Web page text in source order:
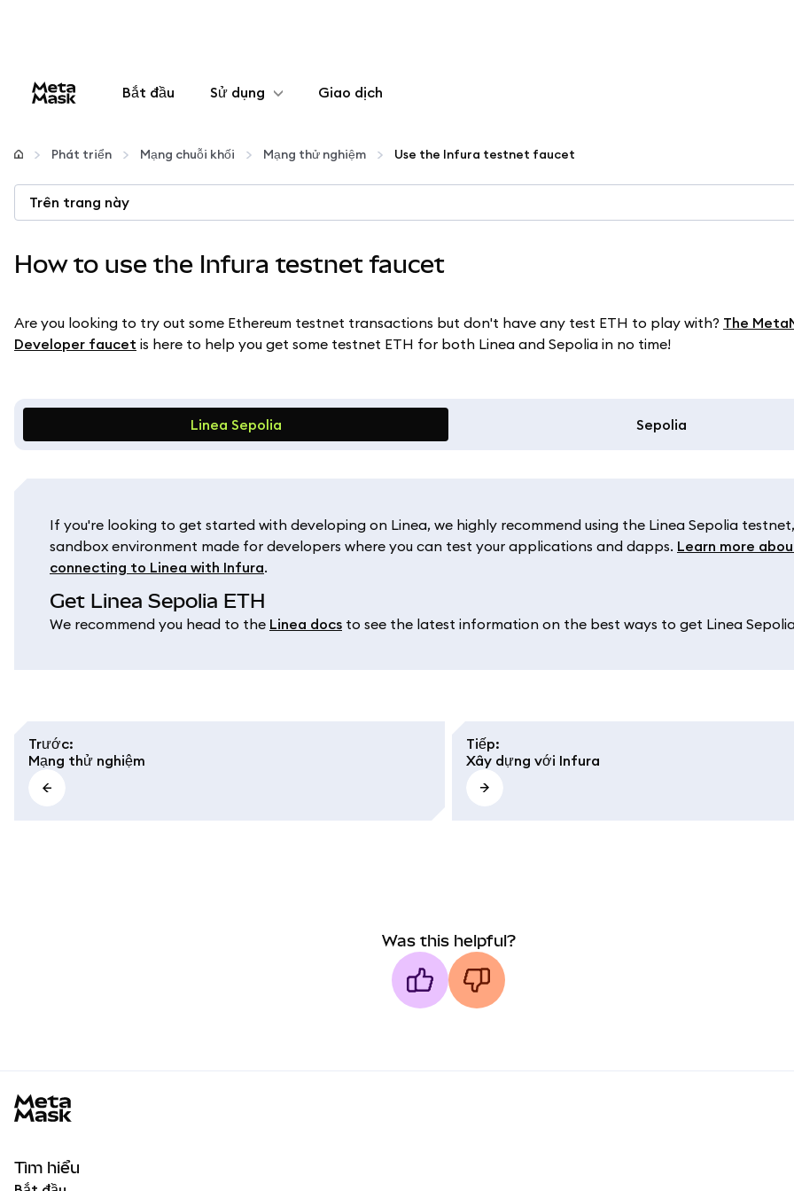
Bắt đầu Sử dụng
Cấu hình
Quản lý tiền mã hóa
Giao dịch
Phát triển Mạng chuỗi khối Mạng thử nghiệm Use the Infura testnet faucet
Trên trang này
How to use the Infura testnet faucet
Are you looking to try out some Ethereum testnet transactions but don't have any test ETH to play with? The
Developer faucet is here to help you get some testnet ETH for both Linea and Sepolia in no time!
Linea Sepolia Sepolia
If you're looking to get started with developing on Linea, we highly recommend using the Linea Sepolia
sandbox environment made for developers where you can test your applications and dapps. Learn more
connecting to Linea with Infura.
Get Linea Sepolia ETH
We recommend you head to the Linea docs to see the latest information on the best ways to get Linea
Trước:
Mạng thử nghiệm
Tiếp:
Xây dựng với Infura
Was this helpful?
Tìm hiểu